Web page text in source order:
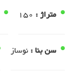
متراژ :
سن بنا :نوساز